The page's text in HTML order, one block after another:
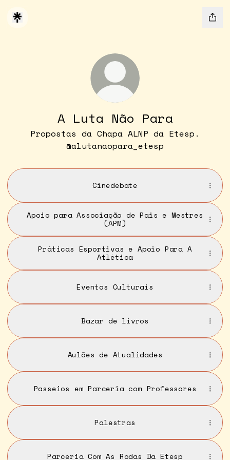
A Luta Não Para
Propostas da Chapa ALNP da Etesp.
@alutanaopara_etesp
Cinedebate
Apoio para Associação de Pais e Mestres
(APM)
Práticas Esportivas e Apoio Para A
Atlética
Eventos Culturais
Bazar de livros
Aulões de Atualidades
Passeios em Parceria com Professores
Palestras
Parceria Com As Rodas Da Etesp